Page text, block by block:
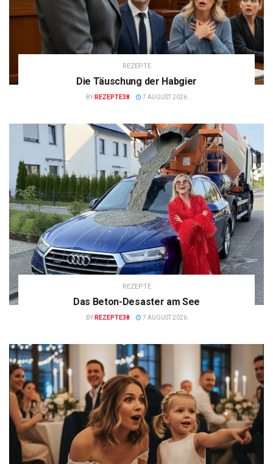
REZEPTE
Die Täuschung der Habgier
BY REZEPTE38 7 AUGUST 2026
REZEPTE
Das Beton-Desaster am See
BY REZEPTE38 7 AUGUST 2026